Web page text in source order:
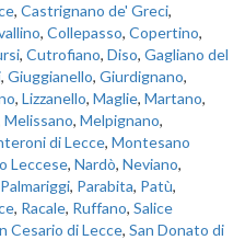
, Castrignano de' Greci,
, Collepasso, Copertino,
, Cutrofiano, Diso, Gagliano del
, Giuggianello, Giurdignano,
, Lizzanello, Maglie, Martano,
Melissano, Melpignano,
di Lecce, Montesano
Leccese, Nardò, Neviano,
Palmariggi, Parabita, Patù,
, Racale, Ruffano, Salice
Cesario di Lecce, San Donato di